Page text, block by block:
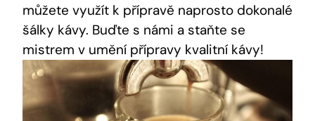
můžete využít k přípravě naprosto dokonalé
šálky kávy. Buďte s námi a staňte se
mistrem v umění přípravy kvalitní kávy!